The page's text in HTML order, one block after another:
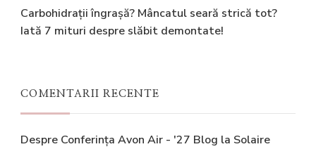
Carbohidrații îngrașă? Mâncatul seară strică tot?
Iată 7 mituri despre slăbit demontate!
COMENTARII RECENTE
Despre Conferința Avon Air - '27 Blog la Solaire